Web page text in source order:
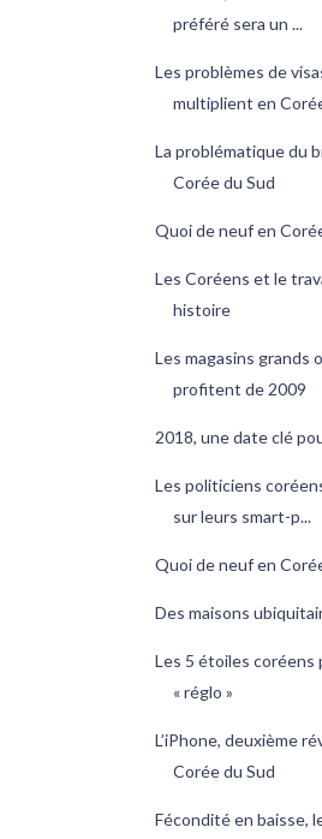
préféré sera un ...
Les problèmes de
multiplient en
La problématique du
Corée du Sud
Quoi de neuf en
Les Coréens et le
histoire
Les magasins grands
profitent de 2009
2018, une date clé
Les politiciens
sur leurs smart-p...
Quoi de neuf en
Des maisons
Les 5 étoiles coréens
« réglo »
L’iPhone, deuxième
Corée du Sud
Fécondité en baisse,